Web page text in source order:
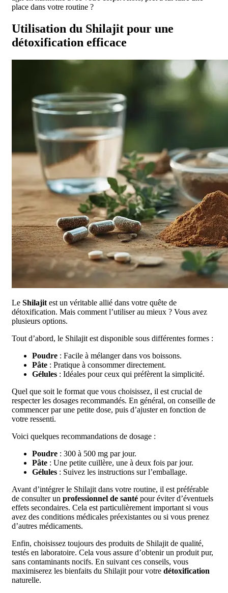
place dans votre routine ?
Utilisation du Shilajit pour une
détoxification efficace
Le Shilajit est un véritable allié dans votre quête de
détoxification. Mais comment l’utiliser au mieux ? Vous avez
plusieurs options.
Tout d’abord, le Shilajit est disponible sous différentes formes :
Poudre : Facile à mélanger dans vos boissons.
Pâte : Pratique à consommer directement.
Gélules : Idéales pour ceux qui préfèrent la simplicité.
Quel que soit le format que vous choisissez, il est crucial de
respecter les dosages recommandés. En général, on conseille de
commencer par une petite dose, puis d’ajuster en fonction de
votre ressenti.
Voici quelques recommandations de dosage :
Poudre : 300 à 500 mg par jour.
Pâte : Une petite cuillère, une à deux fois par jour.
Gélules : Suivez les instructions sur l’emballage.
Avant d’intégrer le Shilajit dans votre routine, il est préférable
de consulter un professionnel de santé pour éviter d’éventuels
effets secondaires. Cela est particulièrement important si vous
avez des conditions médicales préexistantes ou si vous prenez
d’autres médicaments.
Enfin, choisissez toujours des produits de Shilajit de qualité,
testés en laboratoire. Cela vous assure d’obtenir un produit pur,
sans contaminants nocifs. En suivant ces conseils, vous
maximiserez les bienfaits du Shilajit pour votre détoxification
naturelle.